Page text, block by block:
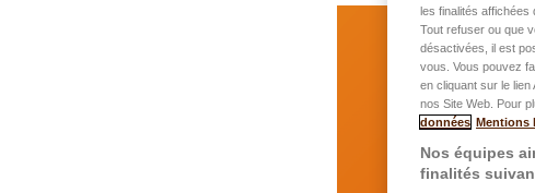
EeasyAPP Home –
les finalités affichées
Tout refuser ou que
désactivées, il est
vous. Vous pouvez
en cliquant sur le
nos Site Web. Pour
données Mentions
Nos équipes
finalités